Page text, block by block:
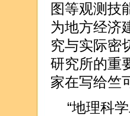
图等观测技
为地方经济
究与实际密
研究所的重
家在写给竺
“地理科